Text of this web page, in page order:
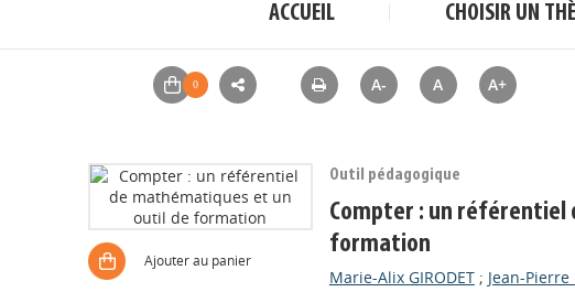
ACCUEIL CHOISIR UN
A- A A+
Ajouter au panier
Outil pédagogique
Compter : un
formation
Marie-Alix GIRODET; Jean-Pierre